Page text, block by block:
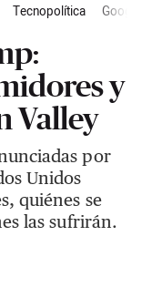
Tecnopolítica Google
y
Valley
por
Unidos
quiénes se
las sufrirán.